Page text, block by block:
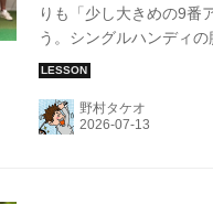
りも「少し大きめの9番
う。シングルハンディ
た！
野村タケオ